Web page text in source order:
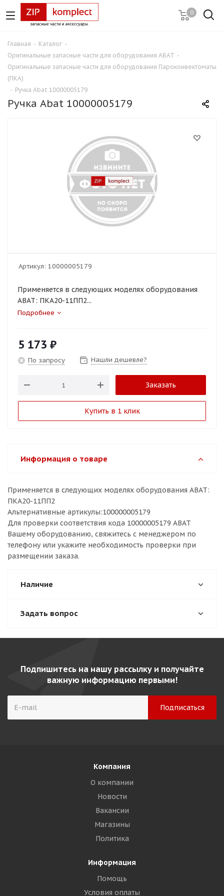
0
Главная - Каталог -
Оригинальные запасные части для оборудования ABAT -
Оригинальные запасные части для оборудования Пароконвектоматы
(ПКА)
- Ручка Abat 10000005179
Ручка Abat 10000005179
Артикул: 10000005179
Применяется в следующих моделях оборудования
ABAT: ПКА20-11ПП2...
Подробнее
5 173 ₽
По запросу Нашли дешевле?
Заказать
Купить в 1 клик
Информация о товаре
Применяется в следующих моделях оборудования ABAT:
ПКА20-11ПП2
Альтернативные артикулы:100000005179
Для проверки соответствия кода 10000005179 ABAT
Вашему оборудованию, свяжитесь с менеджером по
телефону или укажите необходимость проверки при
размещении заказа.
Наличие
Задать вопрос
Подпишитесь на нашу рассылку и получайте
важную информацию первыми!
Компания
О компании
Новости
Вакансии
Магазины
Политика
Информация
Помощь
Условия оплаты